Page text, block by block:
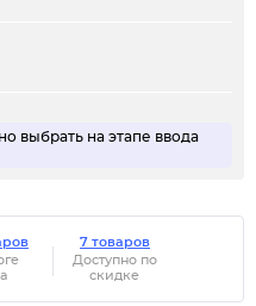
выбрать на этапе ввода
7 товаров
Доступно по
скидке